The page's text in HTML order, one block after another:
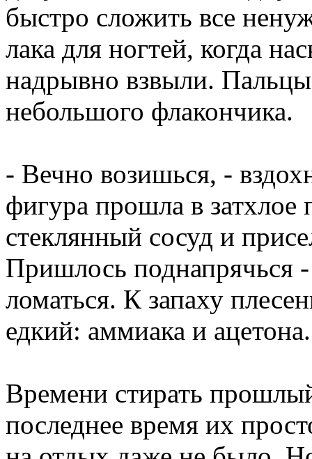
быстро сложить все
лака для ногтей, когда
надрывно взвыли.
небольшого флакончика.
- Вечно возишься, -
фигура прошла в
стеклянный сосуд и
Пришлось поднапрячься -
ломаться. К запаху
едкий: аммиака и
Времени стирать
последнее время их